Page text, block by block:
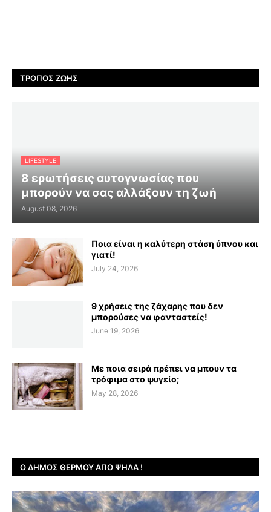
ΤΡΌΠΟΣ ΖΩΉΣ
LIFESTYLE
8 ερωτήσεις αυτογνωσίας που
μπορούν να σας αλλάξουν τη ζωή
August 08, 2026
Ποια είναι η καλύτερη στάση ύπνου και
γιατί!
July 24, 2026
9 χρήσεις της ζάχαρης που δεν
μπορούσες να φανταστείς!
June 19, 2026
Με ποια σειρά πρέπει να μπουν τα
τρόφιμα στο ψυγείο;
May 28, 2026
Ο ΔΉΜΟΣ ΘΈΡΜΟΥ ΑΠΌ ΨΗΛΆ !